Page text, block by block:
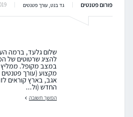
פורום פטנטים גד בנט, עורך פטנטים
שלום גלעד, ברמה
להציג שרטוטים של
במצב מקופל.
מקצוע (עורך פטנטים
אגב, בארץ קוראים
החדש (ול...
המשך תשובה